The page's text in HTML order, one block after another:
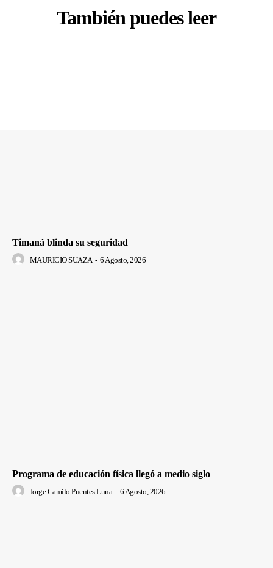
También puedes leer
Timaná blinda su seguridad
MAURICIO SUAZA - 6 Agosto, 2026
Programa de educación física llegó a medio siglo
Jorge Camilo Puentes Luna - 6 Agosto, 2026